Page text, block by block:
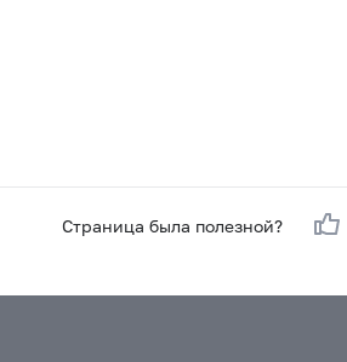
Страница была полезной?